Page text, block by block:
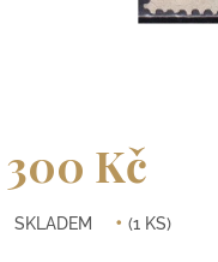
300 Kč
cena:
SKLADEM (1 KS)